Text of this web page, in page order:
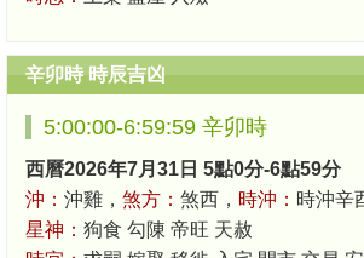
辛卯時 時辰吉凶
5:00:00-6:59:59 辛卯時
西曆2026年7月31日 5點0分-6點59分
沖： 沖雞， 煞方： 煞西， 時沖： 時沖辛
星神： 狗食 勾陳 帝旺 天赦